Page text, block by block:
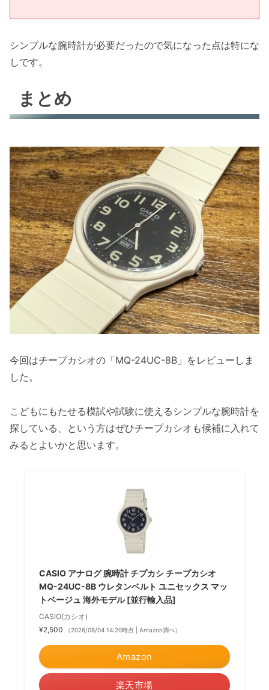
シンプルな腕時計が必要だったので気になった点は特にな
しです。
まとめ
今回はチープカシオの「MQ-24UC-8B」をレビューしま
した。
こどもにもたせる模試や試験に使えるシンプルな腕時計を
探している、という方はぜひチープカシオも候補に入れて
みるとよいかと思います。
CASIO アナログ 腕時計 チプカシ チープカシオ
MQ-24UC-8B ウレタンベルト ユニセックス マッ
トベージュ 海外モデル [並行輸入品]
CASIO(カシオ)
¥2,500
（2026/08/04 14:20時点 | Amazon調べ）
Amazon
楽天市場